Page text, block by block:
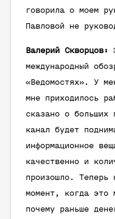
говорила о моем
Павловой не
Валерий Скворцов:
международный
«Ведомостях». У
мне приходилось
сказано о
канал будет
информационное
качественно и
произошло. Теперь
момент, когда это
почему раньше